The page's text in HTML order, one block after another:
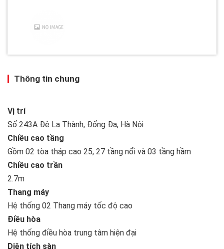
Thông tin chung
Vị trí
Số 243A Đê La Thành, Đống Đa, Hà Nội
Chiều cao tầng
Gồm 02 tòa tháp cao 25, 27 tầng nổi và 03 tầng hầm
Chiều cao trần
2.7m
Thang máy
Hệ thống 02 Thang máy tốc độ cao
Điều hòa
Hệ thống điều hòa trung tâm hiện đại
Diện tích sàn